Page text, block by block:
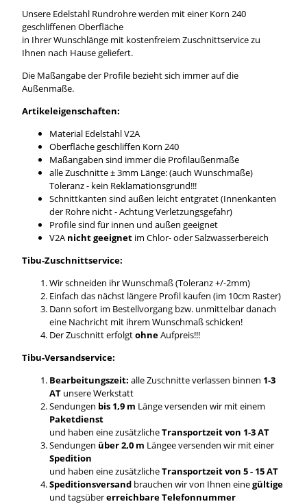
Unsere Edelstahl Rundrohre werden mit einer Korn 240
geschliffenen Oberfläche
in Ihrer Wunschlänge mit kostenfreiem Zuschnittservice zu
Ihnen nach Hause geliefert.
Die Maßangabe der Profile bezieht sich immer auf die
Außenmaße.
Artikeleigenschaften:
Material Edelstahl V2A
Oberfläche geschliffen Korn 240
Maßangaben sind immer die Profilaußenmaße
alle Zuschnitte ± 3mm Länge: (auch Wunschmaße)
Toleranz - kein Reklamationsgrund!!!
Schnittkanten sind außen leicht entgratet (Innenkanten
der Rohre nicht - Achtung Verletzungsgefahr)
Profile sind für innen und außen geeignet
V2A nicht geeignet im Chlor- oder Salzwasserbereich
Tibu-Zuschnittservice:
Wir schneiden ihr Wunschmaß (Toleranz +/-2mm)
Einfach das nächst längere Profil kaufen (im 10cm Raster)
Dann sofort im Bestellvorgang bzw. unmittelbar danach
eine Nachricht mit ihrem Wunschmaß schicken!
Der Zuschnitt erfolgtohneAufpreis!!!
Tibu-Versandservice:
Bearbeitungszeit: alle Zuschnitte verlassen binnen 1-3
AT unsere Werkstatt
Sendungen bis 1,9 m Länge versenden wir mit einem
Paketdienst
und haben eine zusätzlicheTransportzeit von 1-3 AT
Sendungen über 2,0 m Längee versenden wir mit einer
Spedition
und haben eine zusätzlicheTransportzeit von 5 - 15 AT
Speditionsversandbrauchen wir von Ihnen einegültige
und tagsübererreichbare Telefonnummer